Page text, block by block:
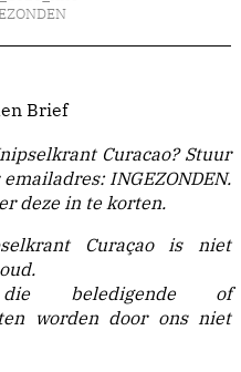
Brief
Curacao? Stuur
emailadres: INGEZONDEN.
deze in te korten.
Curaçao is niet
beledigende of
worden door ons niet